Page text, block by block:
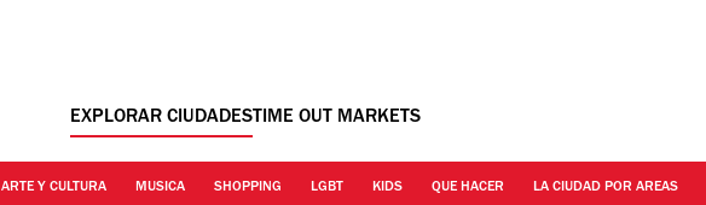
EXPLORAR CIUDADESTIME OUT MARKETS
ARTE Y CULTURA MUSICA SHOPPING LGBT KIDS QUE HACER LA CIUDAD POR AREAS